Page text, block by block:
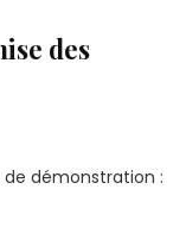
des
de démonstration :